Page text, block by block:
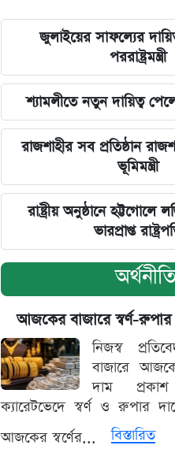
জুলাইয়ের সাফল্যের
পররাষ্ট্রমন্ত্রী
শ্যামলীতে নতুন দায়িত্ব
রাজশাহীর সব প্রতিষ্ঠান
ভূমিমন্ত্রী
রাষ্ট্রীয় অনুষ্ঠানে হট্টগোলে
ভারপ্রাপ্ত
আজকের বাজারে স্বর্ণ-
নিজস্ব
বাজারে
দাম
ক্যারেটভেদে স্বর্ণ ও রুপার
আজকের স্বর্ণের...
বিস্তারিত